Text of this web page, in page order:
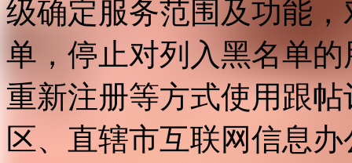
级确定服务范围及功能
单，停止对列入黑名单
重新注册等方式使用跟
区、直辖市互联网信息